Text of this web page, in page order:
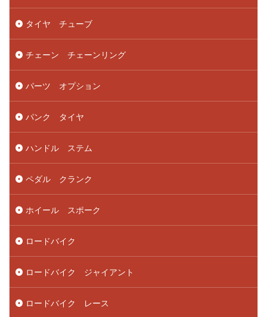
タイヤ チューブ
チェーン チェーンリング
パーツ オプション
パンク タイヤ
ハンドル ステム
ペダル クランク
ホイール スポーク
ロードバイク
ロードバイク ジャイアント
ロードバイク レース